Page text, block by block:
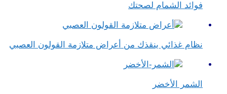
فوائد الشمام لصحتك
نظام غذائي ينقذك من أعراض متلازمة القولون العصبي
الشمر الأخضر